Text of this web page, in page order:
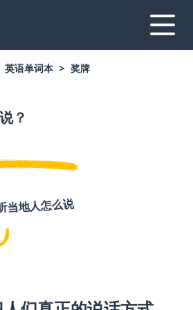
英语单词本 奖牌
？
当地人怎么说